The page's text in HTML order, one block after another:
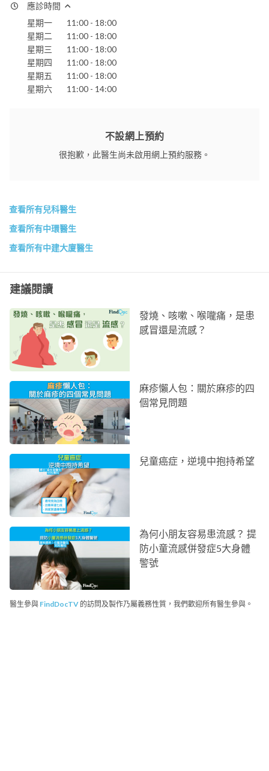
應診時間
星期一
11:00 - 18:00
星期二
11:00 - 18:00
星期三
11:00 - 18:00
星期四
11:00 - 18:00
星期五
11:00 - 18:00
星期六
11:00 - 14:00
不設網上預約
很抱歉，此醫生尚未啟用網上預約服務。
查看所有兒科醫生
查看所有中環醫生
查看所有中建大廈醫生
建議閱讀
發燒、咳嗽、喉嚨痛，是患
感冒還是流感？
麻疹懶人包：關於麻疹的四
個常見問題
兒童癌症，逆境中抱持希望
為何小朋友容易患流感？ 提
防小童流感併發症5大身體
警號
醫生參與 FindDocTV 的訪問及製作乃屬義務性質，我們歡迎所有醫生參與。